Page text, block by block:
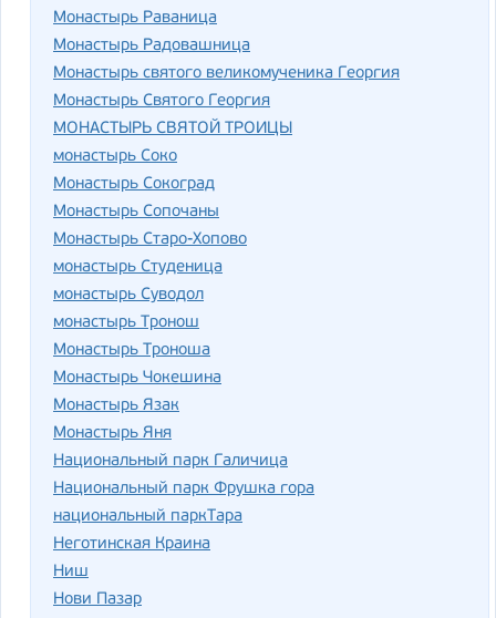
Монастырь Раваница
Монастырь Радовашница
Монастырь святого великомученика Георгия
Монастырь Святого Георгия
МОНАСТЫРЬ СВЯТОЙ ТРОИЦЫ
монастырь Соко
Монастырь Сокоград
Монастырь Сопочаны
Монастырь Старо-Хопово
монастырь Студеница
монастырь Суводол
монастырь Тронош
Монастырь Троноша
Монастырь Чокешина
Монастырь Язак
Монастырь Яня
Национальный парк Галичица
Национальный парк Фрушка гора
национальный паркТара
Неготинская Краина
Ниш
Нови Пазар